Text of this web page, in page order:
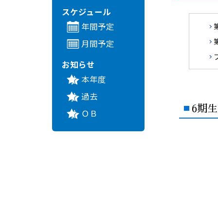
スケジュール
年間予定
月間予定
お知らせ
本年度
過去
ＯＢ
6期生